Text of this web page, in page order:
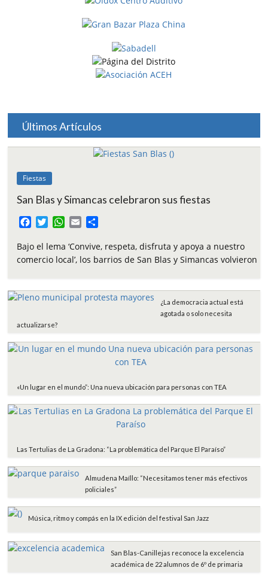
Últimos Artículos
Fiestas
San Blas y Simancas celebraron sus fiestas
c
e
o
i
t
r
W
a
t
p
p
a
i
m
p
t
Bajo el lema ‘Convive, respeta, disfruta y apoya a nuestro
comercio local’, los barrios de San Blas y Simancas volvieron
¿La democracia actual está
agotada o solo necesita
actualizarse?
«Un lugar en el mundo”: Una nueva ubicación para personas con TEA
Las Tertulias de La Gradona: “La problemática del Parque El Paraíso”
Almudena Maíllo: “Necesitamos tener más efectivos
policiales”
Música, ritmo y compás en la IX edición del festival San Jazz
San Blas-Canillejas reconoce la excelencia
académica de 22 alumnos de 6º de primaria